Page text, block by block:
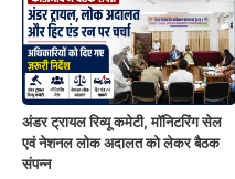
अंडर ट्रायल रिव्यू कमेटी, मॉनिटरिंग सेल
एवं नेशनल लोक अदालत को लेकर बैठक
संपन्न